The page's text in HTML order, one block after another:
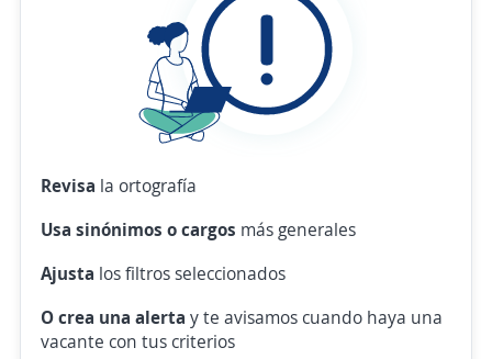
Revisa la ortografía
Usa sinónimos o cargos más generales
Ajusta los filtros seleccionados
O crea una alerta y te avisamos cuando haya una
vacante con tus criterios